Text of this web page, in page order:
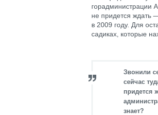
горадминистрации
не придется ждать
в 2009 году. Для
садиках, которые
Звонили
сейчас
придется
знает?